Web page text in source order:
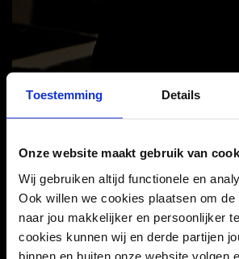
Toestemming Details
Onze website maakt gebruik van
Wij gebruiken altijd functionele en
Ook willen we cookies plaatsen om
naar jou makkelijker en persoonlijker
cookies kunnen wij en derde partijen
binnen en buiten onze website volgen
kruidnoten te stappen.
Sinterklaas is terug in het land, en dit
pietengym-spirit terug!
Maar nu de advanced versie. Geen
want met de gear van Matchu Sports